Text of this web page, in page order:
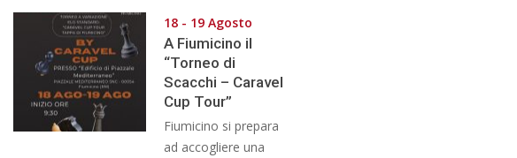
18 - 19 Agosto
A Fiumicino il
“Torneo di
Scacchi – Caravel
Cup Tour”
Fiumicino si prepara
ad accogliere una